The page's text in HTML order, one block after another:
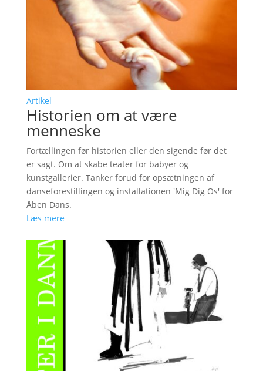
Artikel
Historien om at være
menneske
Fortællingen før historien eller den sigende før det
er sagt. Om at skabe teater for babyer og
kunstgallerier. Tanker forud for opsætningen af
danseforestillingen og installationen 'Mig Dig Os' for
Åben Dans.
Læs mere